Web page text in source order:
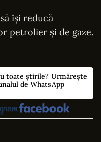
își reducă
petrolier și de gaze.
toate știrile? Urmărește
de WhatsApp